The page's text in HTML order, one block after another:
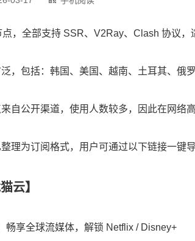
，全部支持 SSR、V2Ray、Clash 协议，
，包括：韩国、美国、越南、土耳其、俄
自公开渠道，使用人数较多，因此在网络
理为订阅格式，用户可通过以下链接一键
云】
畅享全球流媒体，解锁 Netflix / Disney+